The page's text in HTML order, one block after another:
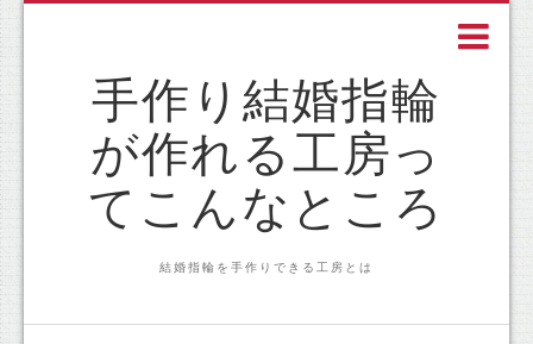
手作り結婚指輪
が作れる工房っ
てこんなところ
結婚指輪を手作りできる工房とは